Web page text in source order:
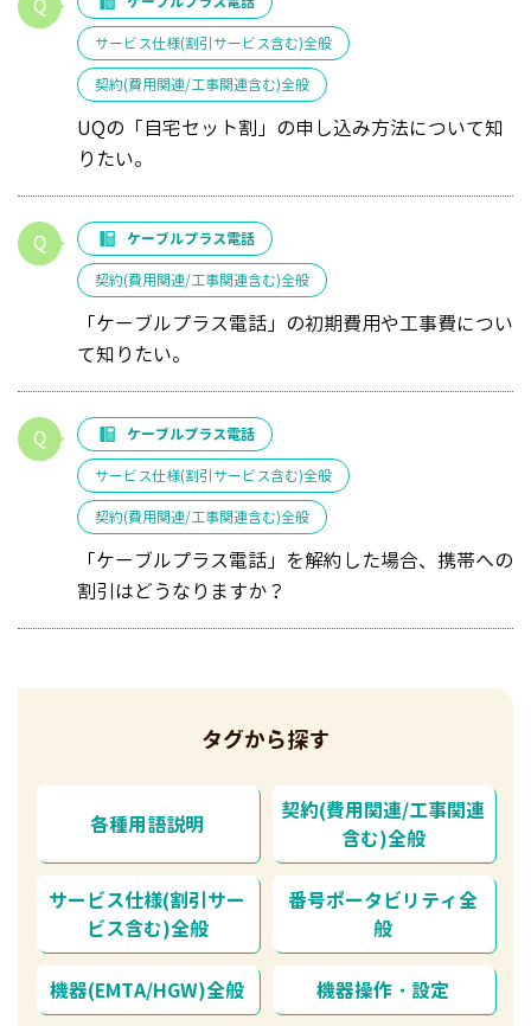
サービス仕様(割引サービス含む)全般
契約(費用関連/工事関連含む)全般
UQの「自宅セット割」の申し込み方法について知
りたい。
ケーブルプラス電話
契約(費用関連/工事関連含む)全般
「ケーブルプラス電話」の初期費用や工事費につい
て知りたい。
ケーブルプラス電話
サービス仕様(割引サービス含む)全般
契約(費用関連/工事関連含む)全般
「ケーブルプラス電話」を解約した場合、携帯への
割引はどうなりますか？
タグから探す
各種用語説明
契約(費用関連/工事関連
含む)全般
サービス仕様(割引サー
ビス含む)全般
番号ポータビリティ全
般
機器(EMTA/HGW)全般 機器操作・設定